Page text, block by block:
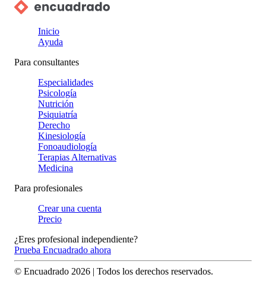
Inicio
Ayuda
Para consultantes
Especialidades
Psicología
Nutrición
Psiquiatría
Derecho
Kinesiología
Fonoaudiología
Terapias Alternativas
Medicina
Para profesionales
Crear una cuenta
Precio
¿Eres profesional independiente?
Prueba Encuadrado ahora
© Encuadrado 2026 | Todos los derechos reservados.